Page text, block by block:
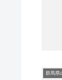
群馬県